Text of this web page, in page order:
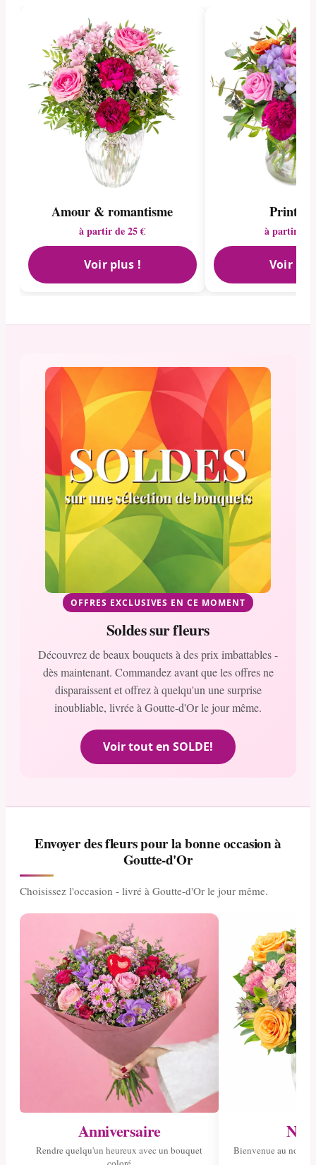
Amour & romantisme
à partir de 25 €
Voir plus !
à partir de
Voir
OFFRES EXCLUSIVES EN CE MOMENT
Soldes sur fleurs
Découvrez de beaux bouquets à des prix imbattables -
dès maintenant. Commandez avant que les offres ne
disparaissent et offrez à quelqu'un une surprise
inoubliable, livrée à Goutte-d'Or le jour même.
Voir tout en SOLDE!
Envoyer des fleurs pour la bonne occasion à
Goutte-d'Or
Choisissez l'occasion - livré à Goutte-d'Or le jour même.
Anniversaire
Rendre quelqu'un heureux avec un bouquet
Bienvenue au